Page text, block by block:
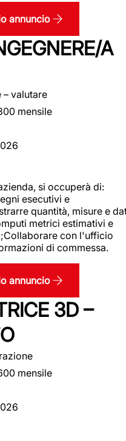
annuncio
A
– valutare
mensile
si occuperà di:
esecutivi e
quantità, misure e
metrici estimativi e
con l'ufficio
di commessa.
annuncio
3D –
mensile